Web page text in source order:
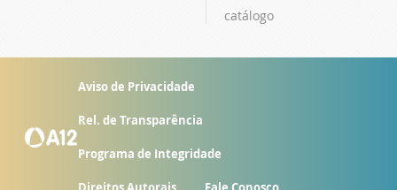
catálogo
Aviso de Privacidade
Rel. de Transparência
Programa de Integridade